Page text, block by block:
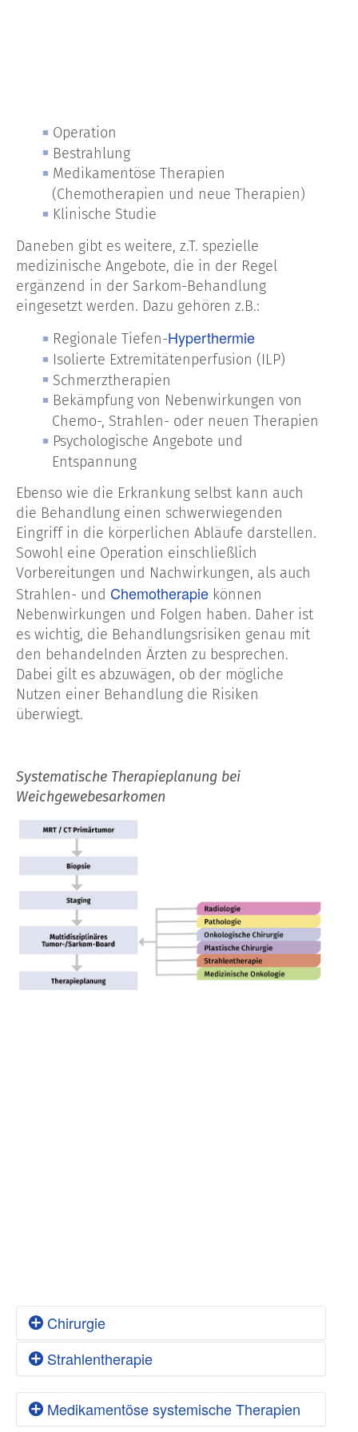
Operation
Bestrahlung
Medikamentöse Therapien
(Chemotherapien und neue Therapien)
Klinische Studie
Daneben gibt es weitere, z.T. spezielle
medizinische Angebote, die in der Regel
ergänzend in der Sarkom-Behandlung
eingesetzt werden. Dazu gehören z.B.:
Regionale Tiefen-Hyperthermie
Isolierte Extremitätenperfusion (ILP)
Schmerztherapien
Bekämpfung von Nebenwirkungen von
Chemo-, Strahlen- oder neuen Therapien
Psychologische Angebote und
Entspannung
Ebenso wie die Erkrankung selbst kann auch
die Behandlung einen schwerwiegenden
Eingriff in die körperlichen Abläufe darstellen.
Sowohl eine Operation einschließlich
Vorbereitungen und Nachwirkungen, als auch
Strahlen- und Chemotherapie können
Nebenwirkungen und Folgen haben. Daher ist
es wichtig, die Behandlungsrisiken genau mit
den behandelnden Ärzten zu besprechen.
Dabei gilt es abzuwägen, ob der mögliche
Nutzen einer Behandlung die Risiken
überwiegt.
Systematische Therapieplanung bei
Weichgewebesarkomen
Chirurgie
Lokales Therapieverfahren
Die Operation
(Resektion)
Strahlentherapie
Lokales Therapieverfahren
Medikamentöse systemische Therapien